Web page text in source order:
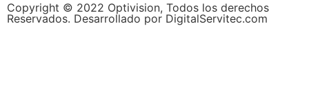
Copyright © 2022 Optivision, Todos los derechos
Reservados. Desarrollado por DigitalServitec.com